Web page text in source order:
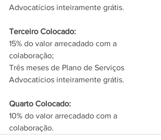
Advocatícios inteiramente grátis.
Terceiro Colocado:
15% do valor arrecadado com a
colaboração;
Três meses de Plano de Serviços
Advocatícios inteiramente grátis.
Quarto Colocado:
10% do valor arrecadado com a
colaboração.